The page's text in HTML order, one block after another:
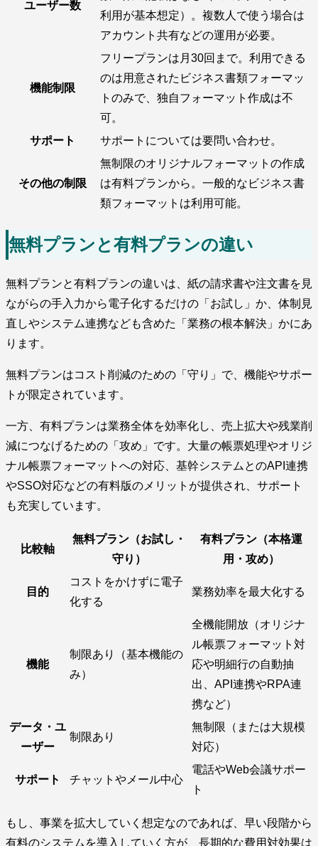
ユーザー数
利用が基本想定）。複数人で使う場合は
アカウント共有などの運用が必要。
機能制限
フリープランは月30回まで。利用できる
のは用意されたビジネス書類フォーマッ
トのみで、独自フォーマット作成は不
可。
サポート
サポートについては要問い合わせ。
その他の制限
無制限のオリジナルフォーマットの作成
は有料プランから。一般的なビジネス書
類フォーマットは利用可能。
無料プランと有料プランの違い
無料プランと有料プランの違いは、紙の請求書や注文書を見
ながらの手入力から電子化するだけの「お試し」か、体制見
直しやシステム連携なども含めた「業務の根本解決」かにあ
ります。
無料プランはコスト削減のための「守り」で、機能やサポー
トが限定されています。
一方、有料プランは業務全体を効率化し、売上拡大や残業削
減につなげるための「攻め」です。大量の帳票処理やオリジ
ナル帳票フォーマットへの対応、基幹システムとのAPI連携
やSSO対応などの有料版のメリットが提供され、サポート
も充実しています。
比較軸
無料プラン（お試し・
守り）
有料プラン（本格運
用・攻め）
目的
コストをかけずに電子
化する
業務効率を最大化する
機能
制限あり（基本機能の
み）
全機能開放（オリジナ
ル帳票フォーマット対
応や明細行の自動抽
出、API連携やRPA連
携など）
データ・ユ
ーザー
制限あり
無制限（または大規模
対応）
サポート チャットやメール中心
電話やWeb会議サポー
ト
もし、事業を拡大していく想定なのであれば、早い段階から
有料のシステムを導入していく方が、長期的な費用対効果は